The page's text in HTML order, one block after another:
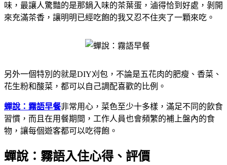
味，最讓人驚豔的是那鍋入味的茶葉蛋，滷得恰到好處，剝開
來充滿茶香，讓明明已經吃飽的我又忍不住夾了一顆來吃。
另外一個特別的就是DIY刈包，不論是五花肉的肥瘦、香菜、
花生粉和酸菜，都可以自己調配喜歡的比例。
蟬說：霧語早餐非常用心，菜色至少十多樣，滿足不同的飲食
習慣，而且在用餐期間，工作人員也會頻繁的補上盤內的食
物，讓每個遊客都可以吃得飽。
蟬說：霧語入住心得、評價